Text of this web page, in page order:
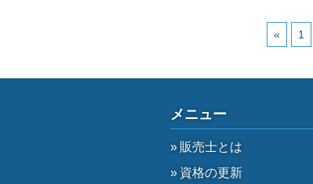
« 1
メニュー
販売士とは
資格の更新